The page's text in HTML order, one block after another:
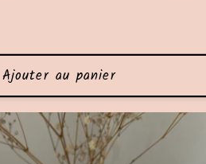
Ajouter au panier